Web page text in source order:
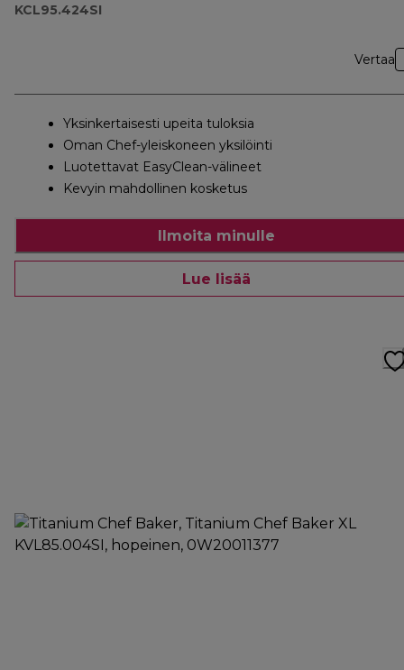
KCL95.424SI
Vertaa
Yksinkertaisesti upeita tuloksia
Oman Chef-yleiskoneen yksilöinti
Luotettavat EasyClean-välineet
Kevyin mahdollinen kosketus
Ilmoita minulle
Lue lisää